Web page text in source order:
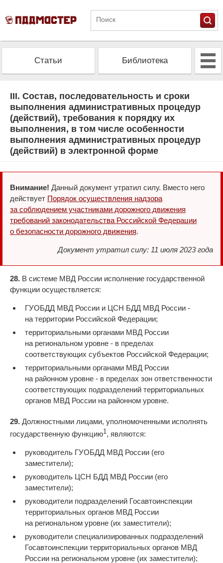
Статьи Библиотека
Проверить штрафы Калькулятор ОСАГО
III. Состав, последовательность и сроки
выполнения административных процедур
(действий), требования к порядку их
выполнения, в том числе особенности
выполнения административных процедур
(действий) в электронной форме
Внимание! Данный документ утратил силу. Вместо него
действует Порядок осуществления надзора
за соблюдением участниками дорожного движения
требований законодательства Российской Федерации
о безопасности дорожного движения.
Документ утратил силу: 11 июля 2023 года
28. В системе МВД России исполнение государственной
функции осуществляется:
ГУОБДД МВД России и ЦСН БДД МВД России -
на территории Российской Федерации;
территориальными органами МВД России
на региональном уровне - в пределах
соответствующих субъектов Российской Федерации;
территориальными органами МВД России
на районном уровне - в пределах зон ответственности
соответствующих подразделений территориальных
органов МВД России на районном уровне.
29. Должностными лицами, уполномоченными исполнять
государственную функцию1, являются:
руководитель ГУОБДД МВД России (его
заместители);
руководитель ЦСН БДД МВД России (его
заместители);
руководители подразделений Госавтоинспекции
территориальных органов МВД России
на региональном уровне (их заместители);
руководители специализированных подразделений
Госавтоинспекции территориальных органов МВД
России на региональном уровне (их заместители);